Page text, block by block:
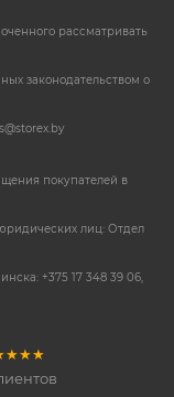
рассматривать
законодательством о
покупателей в
лиц: Отдел
+375 17 348 39 06,